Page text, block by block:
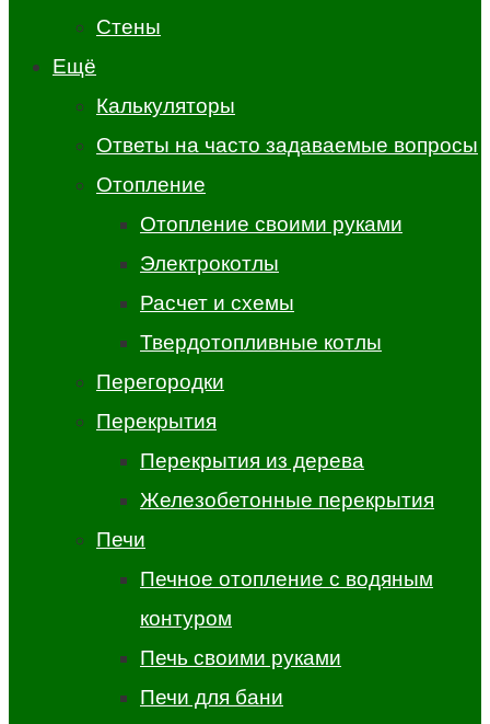
Стены
Ещё
Калькуляторы
Ответы на часто задаваемые вопросы
Отопление
Отопление своими руками
Электрокотлы
Расчет и схемы
Твердотопливные котлы
Перегородки
Перекрытия
Перекрытия из дерева
Железобетонные перекрытия
Печи
Печное отопление с водяным
контуром
Печь своими руками
Печи для бани